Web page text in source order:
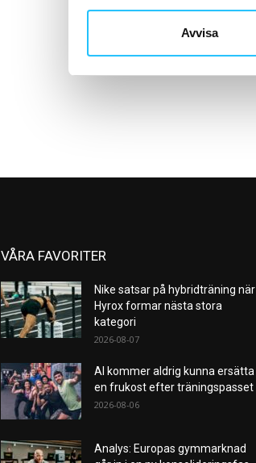
Avvisa
VÅRA FAVORITER
Nike satsar på hybridträning när
Hyrox formar nästa stora
kategori
2026-08-07
AI kommer aldrig kunna ersätta
en frukost efter träningspasset
2026-08-06
Analys: Europas gymmarknad